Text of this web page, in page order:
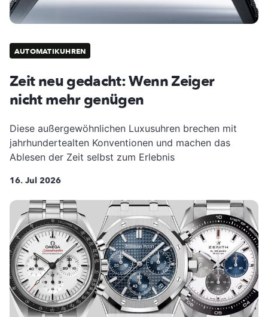
AUTOMATIKUHREN
Zeit neu gedacht: Wenn Zeiger
nicht mehr genügen
Diese außergewöhnlichen Luxusuhren brechen mit
jahrhundertealten Konventionen und machen das
Ablesen der Zeit selbst zum Erlebnis
16. Jul 2026